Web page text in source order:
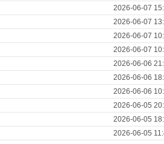
2026-06-07
2026-06-07
2026-06-07
2026-06-07
2026-06-06
2026-06-06
2026-06-06
2026-06-05
2026-06-05
2026-06-05